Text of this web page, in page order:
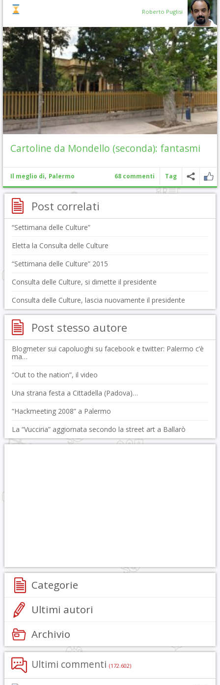
Roberto Puglisi
Cartoline da Mondello (seconda): fantasmi
Il meglio di, Palermo 68 commenti Tag
Post correlati
“Settimana delle Culture”
Eletta la Consulta delle Culture
“Settimana delle Culture” 2015
Consulta delle Culture, si dimette il presidente
Consulta delle Culture, lascia nuovamente il presidente
Post stesso autore
Blogmeter sui capoluoghi su facebook e twitter: Palermo c’è
ma…
“Out to the nation”, il video
Una strana festa a Cittadella (Padova)…
“Hackmeeting 2008” a Palermo
La “Vucciria” aggiornata secondo la street art a Ballarò
Categorie
Ultimi autori
Archivio
Ultimi commenti (172.602)